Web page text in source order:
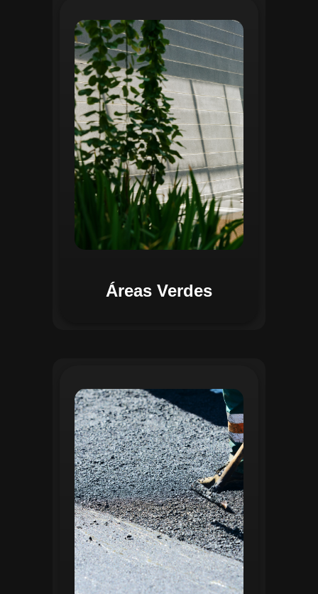
Áreas Verdes
O módulo de Gestão de Áreas Verdes do
Regente aplica tecnologias avançadas de
geoprocessamento para mapear e
monitorar espaços verdes, registrando
localização, tipo de vegetação e estado
de conservação. Ele organiza fluxos de
manutenção e garante que as atividades
sejam realizadas de forma eficiente e
programada. Relatórios analíticos ajudam
a avaliar ações realizadas, promovendo a
sustentabilidade e o uso estratégico do
espaço urbano.
Na Gestão de Pavimentação, o Regente
oferece ferramentas para mapear, avaliar
e monitorar a infraestrutura viária. O
sistema permite registrar condições dos
pavimentos, identificar áreas críticas e
planejar ações de manutenção preventiva
e corretiva. Com o auxílio do
geoprocessamento, é possível gerar
mapas detalhados que facilitam a
priorização de intervenções, otimizando
recursos e assegurando maior
durabilidade das vias. Relatórios
personalizáveis garantem transparência e
suporte na tomada de decisões
estratégicas.